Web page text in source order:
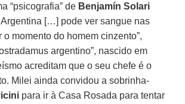
“psicografia” de Benjamín Solari
Argentina […] pode ver sangue nas
o momento do homem cinzento”,
argentino”, nascido em
acreditam que o seu chefe é o
Milei ainda convidou a sobrinha-
para ir à Casa Rosada para tentar